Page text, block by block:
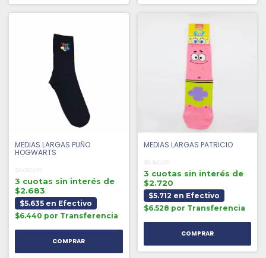
MEDIAS LARGAS PUÑO
HOGWARTS
$8.050,00
3 cuotas sin interés de
$2.683
$5.635 en Efectivo
$6.440 por Transferencia
MEDIAS LARGAS PATRICIO
$8.160,00
3 cuotas sin interés de
$2.720
$5.712 en Efectivo
$6.528 por Transferencia